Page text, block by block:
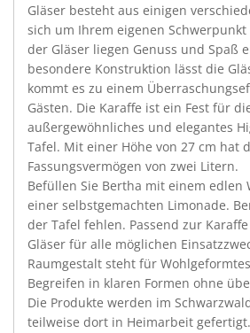
Gläser besteht aus einigen
sich um Ihrem eigenen Schwerpunkt
der Gläser liegen Genuss und Spaß
besondere Konstruktion lässt die
kommt es zu einem
Gästen. Die Karaffe ist ein Fest für
außergewöhnliches und elegantes
Tafel. Mit einer Höhe von 27 cm hat
Fassungsvermögen von zwei Litern.
Befüllen Sie Bertha mit einem edlen
einer selbstgemachten Limonade.
der Tafel fehlen. Passend zur
Gläser für alle möglichen
Raumgestalt steht für
Begreifen in klaren Formen ohne
Die Produkte werden im
teilweise dort in Heimarbeit